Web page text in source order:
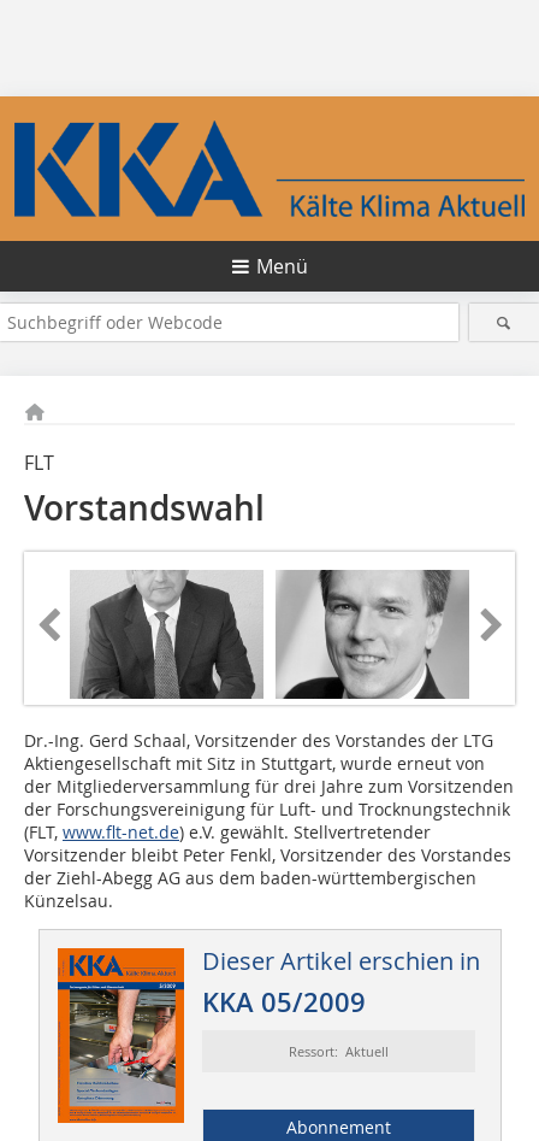
Menü
FLT
Vorstandswahl
Dr.-Ing. Gerd Schaal, Vorsitzender des Vorstandes der LTG
Aktiengesellschaft mit Sitz in Stuttgart, wurde erneut von
der Mitgliederversammlung für drei Jahre zum Vorsitzenden
der Forschungsvereinigung für Luft- und Trocknungstechnik
(FLT, www.flt-net.de) e.V. gewählt. Stellvertretender
Vorsitzender bleibt Peter Fenkl, Vorsitzender des Vorstandes
der Ziehl-Abegg AG aus dem baden-württembergischen
Künzelsau.
Dieser Artikel erschien in
KKA 05/2009
Ressort: Aktuell
Abonnement